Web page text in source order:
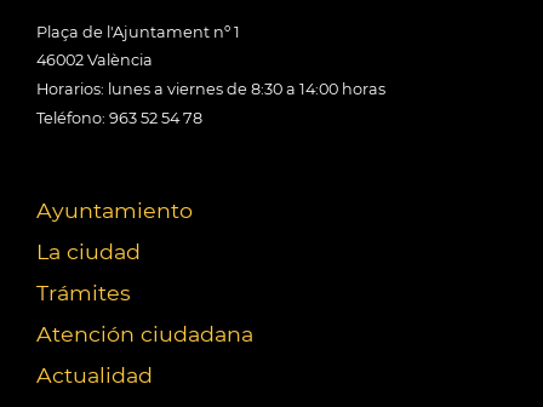
Plaça de l'Ajuntament nº 1
46002 València
Horarios: lunes a viernes de 8:30 a 14:00 horas
Teléfono: 963 52 54 78
Ayuntamiento
La ciudad
Trámites
Atención ciudadana
Actualidad